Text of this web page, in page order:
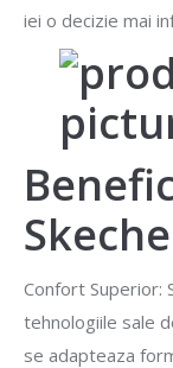
iei o decizie mai
Confort Superior:
tehnologiile sale
se adapteaza